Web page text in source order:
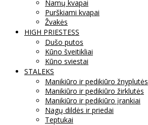
Namų kvapai
Purškiami kvapai
Žvakės
HIGH PRIESTESS
Dušo putos
Kūno šveitikliai
Kūno sviestai
STALEKS
Manikiūro ir pedikiūro žnyplutės
Manikiūro ir pedikiūro žirklutės
Manikiūro ir pedikiūro įrankiai
Nagų dildės ir priedai
Teptukai